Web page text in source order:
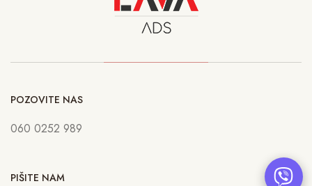
POZOVITE NAS
060 0252 989
PIŠITE NAM